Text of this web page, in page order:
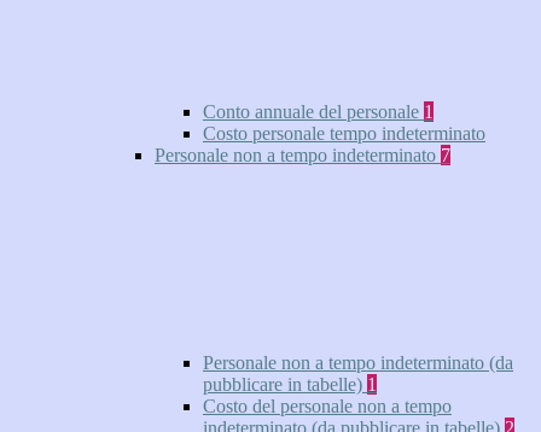
Conto annuale del personale 1
Costo personale tempo indeterminato
Personale non a tempo indeterminato 7
Personale non a tempo indeterminato (da
pubblicare in tabelle) 1
Costo del personale non a tempo